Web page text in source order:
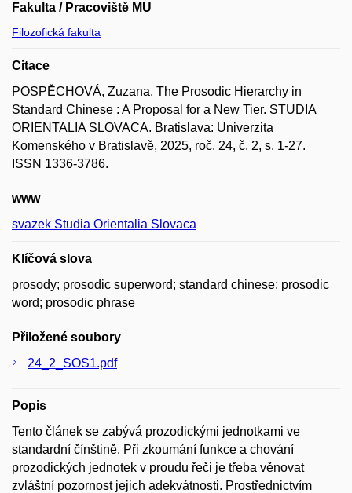
Fakulta / Pracoviště MU
Filozofická fakulta
Citace
POSPĚCHOVÁ, Zuzana. The Prosodic Hierarchy in
Standard Chinese : A Proposal for a New Tier. STUDIA
ORIENTALIA SLOVACA. Bratislava: Univerzita
Komenského v Bratislavě, 2025, roč. 24, č. 2, s. 1-27.
ISSN 1336-3786.
www
svazek Studia Orientalia Slovaca
Klíčová slova
prosody; prosodic superword; standard chinese; prosodic
word; prosodic phrase
Přiložené soubory
24_2_SOS1.pdf
Popis
Tento článek se zabývá prozodickými jednotkami ve
standardní čínštině. Při zkoumání funkce a chování
prozodických jednotek v proudu řeči je třeba věnovat
zvláštní pozornost jejich adekvátnosti. Prostřednictvím